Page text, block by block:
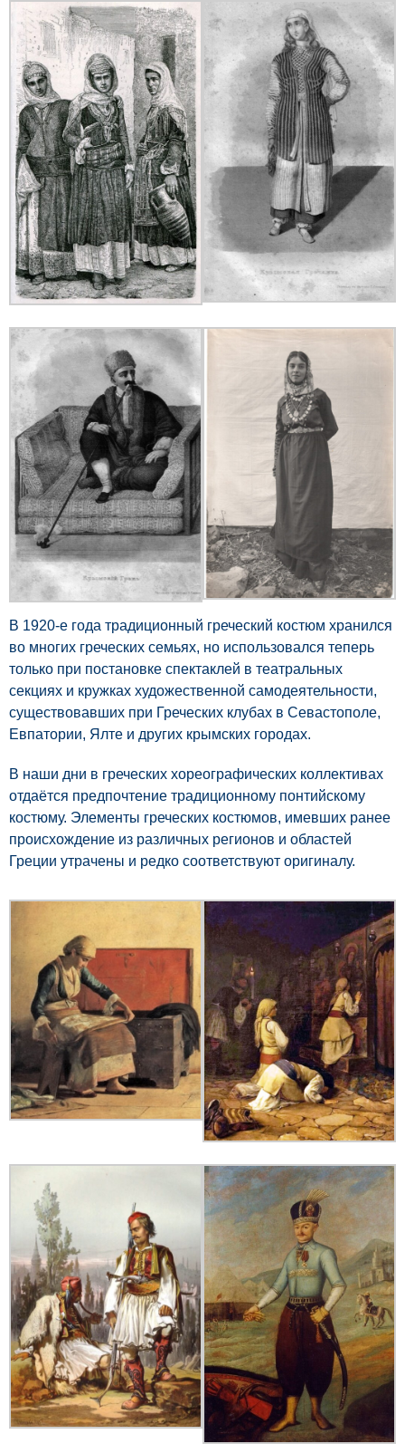
В 1920-е года традиционный греческий костюм хранился
во многих греческих семьях, но использовался теперь
только при постановке спектаклей в театральных
секциях и кружках художественной самодеятельности,
существовавших при Греческих клубах в Севастополе,
Евпатории, Ялте и других крымских городах.
В наши дни в греческих хореографических коллективах
отдаётся предпочтение традиционному понтийскому
костюму. Элементы греческих костюмов, имевших ранее
происхождение из различных регионов и областей
Греции утрачены и редко соответствуют оригиналу.